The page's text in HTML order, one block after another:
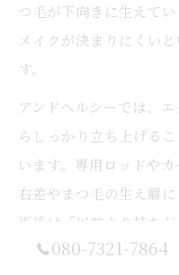
つ毛が下向きに生えて
メイクが決まりにくい
す。
アンドヘルシーでは、
らしっかり立ち上げる
います。専用ロッドや
右差やまつ毛の生え癖に
術後は「以前より持ち
くなった」との声も多
080-7321-7864